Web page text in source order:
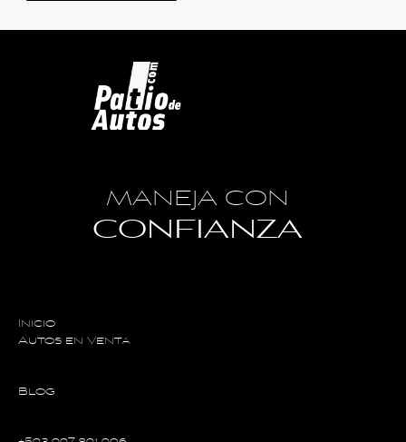
MANEJA CON
CONFIANZA
Inicio
Autos en Venta
Blog